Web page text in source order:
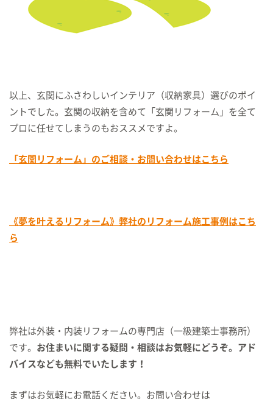
以上、玄関にふさわしいインテリア（収納家具）選びのポイ
ントでした。玄関の収納を含めて「玄関リフォーム」を全て
プロに任せてしまうのもおススメですよ。
「玄関リフォーム」のご相談・お問い合わせはこちら
《夢を叶えるリフォーム》弊社のリフォーム施工事例はこち
ら
弊社は外装・内装リフォームの専門店（一級建築士事務所）
です。 お住まいに関する疑問・相談はお気軽にどうぞ。アド
バイスなども無料でいたします！
まずはお気軽にお電話ください。お問い合わせは